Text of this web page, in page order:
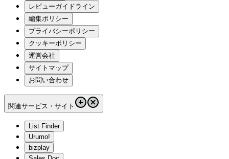
レビューガイドライン
編集ポリシー
プライバシーポリシー
クッキーポリシー
運営会社
サイトマップ
お問い合わせ
関連サービス・サイト
List Finder
Urumo!
bizplay